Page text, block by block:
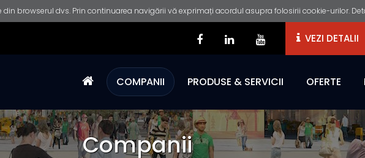
browserul dvs. Prin continuarea navigării vă exprimați acordul asupra folosirii cookie-urilor.
VEZI DETALII
COMPANII PRODUSE & SERVICII OFERTE
Companii